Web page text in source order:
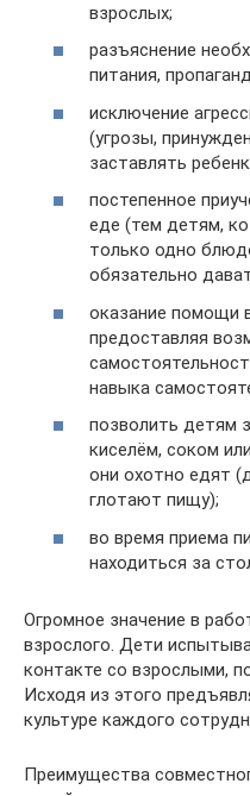
взрослых;
разъяснение
питания,
исключение
(угрозы,
заставлять
постепенное
еде (тем детям,
только одно
обязательно
оказание помощи
предоставляя
навыка
позволить детям
киселём, соком
они охотно едят
глотают пищу);
во время приема
находиться за
Огромное значение в
взрослого. Дети
контакте со взрослыми,
Исходя из этого
культуре каждого
Преимущества